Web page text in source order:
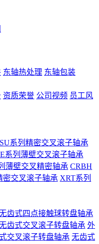
东轴热处理 东轴包装
资质荣誉 公司视频 员工风
系列精密交叉滚子轴承
系列薄壁交叉滚子轴承
薄壁交叉精密轴承 CRBH
密交叉滚子轴承 XRT系列
齿式四点接触球转盘轴承
齿式交叉滚子转盘轴承 外
交叉滚子转盘轴承 无齿式